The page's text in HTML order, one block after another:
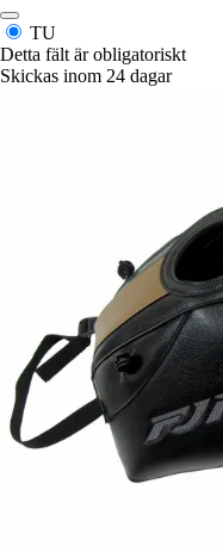
TU
Detta fält är obligatoriskt
Skickas inom 24 dagar